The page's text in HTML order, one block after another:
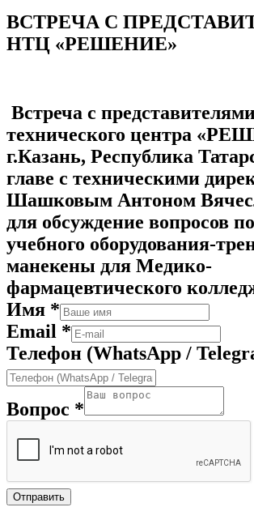
ВСТРЕЧА С
НТЦ «РЕШЕНИЕ»
Встреча с
технического центра
г.Казань, Республика
главе с техническими
Шашковым Антоном
для обсуждение вопросов
учебного оборудования-
манекены для Медико-
фармацевтического
Имя *
Email *
Телефон (WhatsApp /
Вопрос *
Отправить